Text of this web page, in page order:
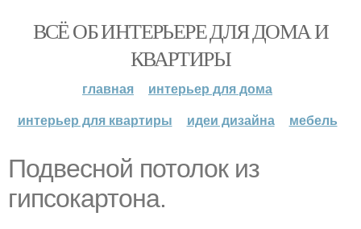
ВСЁ ОБ ИНТЕРЬЕРЕ ДЛЯ ДОМА И
КВАРТИРЫ
главная
интерьер для дома
интерьер для квартиры
идеи дизайна мебель
Подвесной потолок из
гипсокартона.